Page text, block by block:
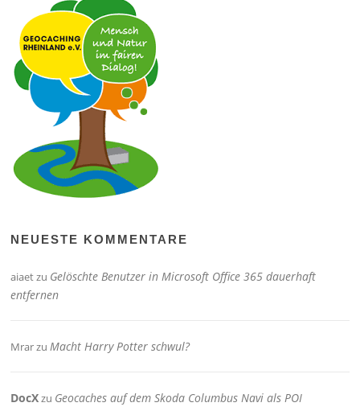
NEUESTE KOMMENTARE
aiaetzu Gelöschte Benutzer in Microsoft Office 365 dauerhaft
entfernen
MrarzuMacht Harry Potter schwul?
DocXzu Geocaches auf dem Skoda Columbus Navi als POI